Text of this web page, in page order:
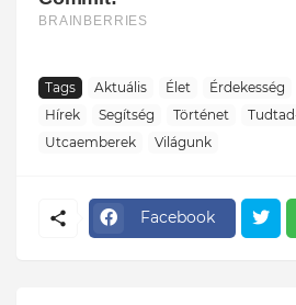
Tags Aktuális Élet Érdekesség
Hírek
Segítség Történet
Utcaemberek
Világunk
Facebook